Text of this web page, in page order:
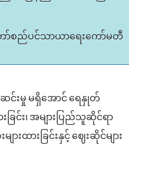
ာ်စည်ပင်သာယာရေးကော်မတီ
ဆင်းမှု မရှိအောင် ရေနှုတ်
ခြင်း၊ အများပြည်သူဆိုင်ရာ
ားထားခြင်းနှင့် ဈေးဆိုင်များ